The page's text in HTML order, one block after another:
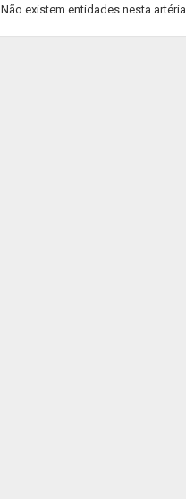
Não existem entidades nesta artéria